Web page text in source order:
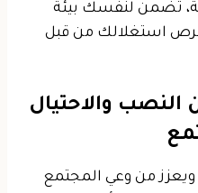
تضمن لنفسك بيئة
فرص استغلالك من قبل
النصب والاحتيال
ويعزز من وعي المجتمع